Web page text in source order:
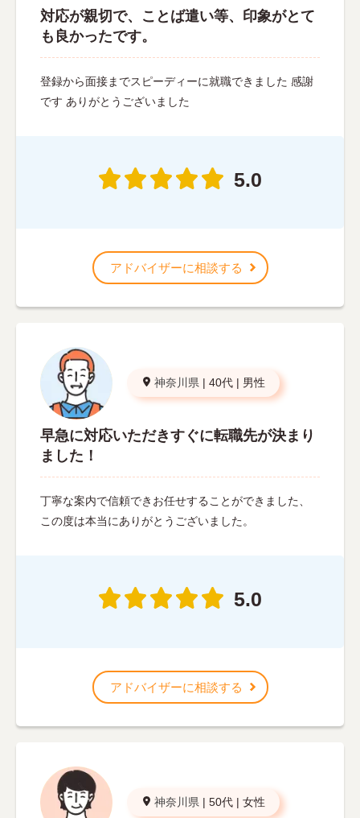
対応が親切で、ことば遣い等、印象がとて
も良かったです。
登録から面接までスピーディーに就職できました 感謝
です ありがとうございました
5.0
アドバイザーに相談する
神奈川県 | 40代 | 男性
早急に対応いただきすぐに転職先が決まり
ました！
丁寧な案内で信頼できお任せすることができました、
この度は本当にありがとうございました。
5.0
アドバイザーに相談する
神奈川県 | 50代 | 女性